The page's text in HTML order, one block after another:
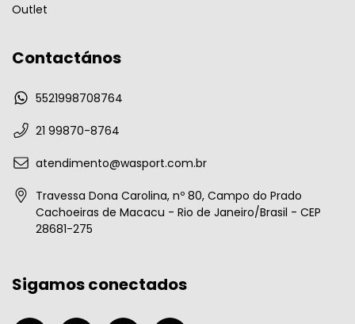
Outlet
Contactános
5521998708764
21 99870-8764
atendimento@wasport.com.br
Travessa Dona Carolina, nº 80, Campo do Prado
Cachoeiras de Macacu - Rio de Janeiro/Brasil - CEP
28681-275
Sigamos conectados